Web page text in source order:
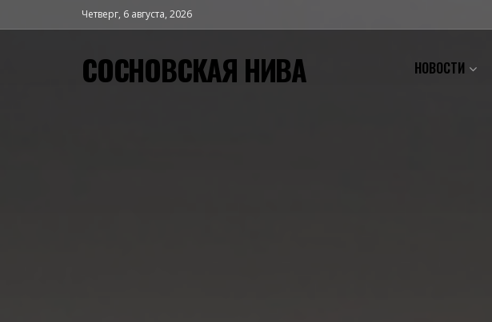
Четверг, 6 августа, 2026
СОСНОВСКАЯ НИВА НОВОСТИ